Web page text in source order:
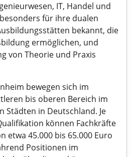
IT, Handel und
für ihre dualen
bekannt, die
ermöglichen, und
von Theorie und Praxis
bewegen sich im
bis oberen Bereich im
Städten in Deutschland. Je
können Fachkräfte
etwa 45.000 bis 65.000 Euro
Positionen im